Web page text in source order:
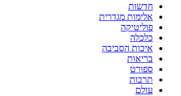
חדשות
אלימות מגדרית
פוליטיקה
כלכלה
איכות הסביבה
בריאות
ספורט
תרבות
עולם